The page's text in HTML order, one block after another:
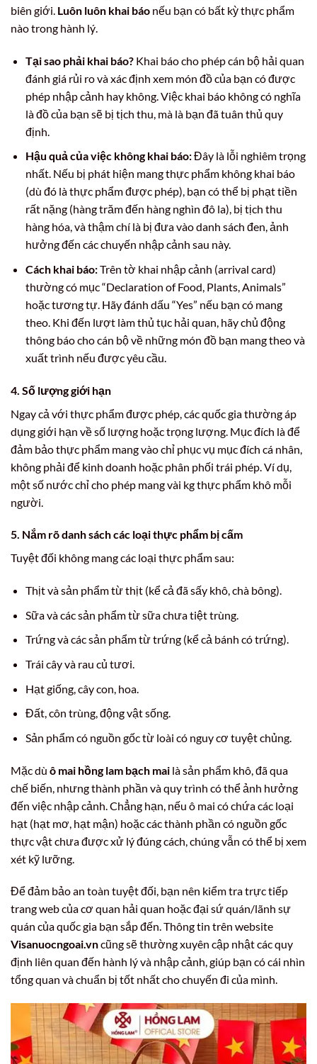
biên giới. Luôn luôn khai báo nếu bạn có bất kỳ thực phẩm
nào trong hành lý.
Tại sao phải khai báo?Khai báo cho phép cán bộ hải quan
đánh giá rủi ro và xác định xem món đồ của bạn có được
phép nhập cảnh hay không. Việc khai báo không có nghĩa
là đồ của bạn sẽ bị tịch thu, mà là bạn đã tuân thủ quy
định.
Hậu quả của việc không khai báo:Đây là lỗi nghiêm trọng
nhất. Nếu bị phát hiện mang thực phẩm không khai báo
(dù đó là thực phẩm được phép), bạn có thể bị phạt tiền
rất nặng (hàng trăm đến hàng nghìn đô la), bị tịch thu
hàng hóa, và thậm chí là bị đưa vào danh sách đen, ảnh
hưởng đến các chuyến nhập cảnh sau này.
Cách khai báo:Trên tờ khai nhập cảnh (arrival card)
thường có mục “Declaration of Food, Plants, Animals”
hoặc tương tự. Hãy đánh dấu “Yes” nếu bạn có mang
theo. Khi đến lượt làm thủ tục hải quan, hãy chủ động
thông báo cho cán bộ về những món đồ bạn mang theo và
xuất trình nếu được yêu cầu.
4. Số lượng giới hạn
Ngay cả với thực phẩm được phép, các quốc gia thường áp
dụng giới hạn về số lượng hoặc trọng lượng. Mục đích là để
đảm bảo thực phẩm mang vào chỉ phục vụ mục đích cá nhân,
không phải để kinh doanh hoặc phân phối trái phép. Ví dụ,
một số nước chỉ cho phép mang vài kg thực phẩm khô mỗi
người.
5. Nắm rõ danh sách các loại thực phẩm bị cấm
Tuyệt đối không mang các loại thực phẩm sau:
Thịt và sản phẩm từ thịt (kể cả đã sấy khô, chà bông).
Sữa và các sản phẩm từ sữa chưa tiệt trùng.
Trứng và các sản phẩm từ trứng (kể cả bánh có trứng).
Trái cây và rau củ tươi.
Hạt giống, cây con, hoa.
Đất, côn trùng, động vật sống.
Sản phẩm có nguồn gốc từ loài có nguy cơ tuyệt chủng.
Mặc dù ô mai hồng lam bạch mai là sản phẩm khô, đã qua
chế biến, nhưng thành phần và quy trình có thể ảnh hưởng
đến việc nhập cảnh. Chẳng hạn, nếu ô mai có chứa các loại
hạt (hạt mơ, hạt mận) hoặc các thành phần có nguồn gốc
thực vật chưa được xử lý đúng cách, chúng vẫn có thể bị xem
xét kỹ lưỡng.
Để đảm bảo an toàn tuyệt đối, bạn nên kiểm tra trực tiếp
trang web của cơ quan hải quan hoặc đại sứ quán/lãnh sự
quán của quốc gia bạn sắp đến. Thông tin trên website
Visanuocngoai.vncũng sẽ thường xuyên cập nhật các quy
định liên quan đến hành lý và nhập cảnh, giúp bạn có cái nhìn
tổng quan và chuẩn bị tốt nhất cho chuyến đi của mình.